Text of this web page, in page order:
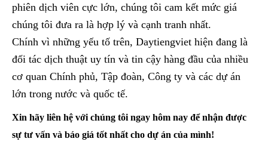
phiên dịch viên cực lớn, chúng tôi cam kết mức giá
chúng tôi đưa ra là hợp lý và cạnh tranh nhất.
Chính vì những yếu tố trên, Daytiengviet hiện đang là
đối tác dịch thuật uy tín và tin cậy hàng đầu của nhiều
cơ quan Chính phủ, Tập đoàn, Công ty và các dự án
lớn trong nước và quốc tế.
Xin hãy liên hệ với chúng tôi ngay hôm nay để nhận được
sự tư vấn và báo giá tốt nhất cho dự án của mình!